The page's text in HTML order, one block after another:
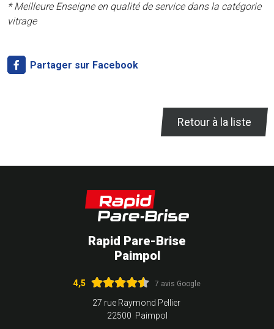
* Meilleure Enseigne en qualité de service dans la catégorie
vitrage
Partager sur Facebook
Retour à la liste
Rapid Pare-Brise
Paimpol
4,5 7 avis Google
27 rue Raymond Pellier
22500 Paimpol